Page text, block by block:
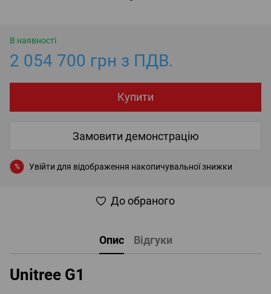
В наявності
2 054 700 грн з ПДВ.
Купити
Замовити демонстрацію
% Увійти для відображення накопичувальної знижки
До обраного
Опис Відгуки
Unitree G1